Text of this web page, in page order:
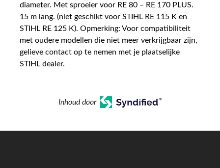
diameter. Met sproeier voor RE 80 – RE 170 PLUS.
15 m lang. (niet geschikt voor STIHL RE 115 K en
STIHL RE 125 K). Opmerking: Voor compatibiliteit
met oudere modellen die niet meer verkrijgbaar zijn,
gelieve contact op te nemen met je plaatselijke
STIHL dealer.
Inhoud door